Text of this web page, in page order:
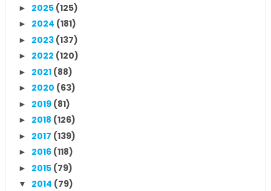
► 2025 (125)
► 2024 (181)
► 2023 (137)
► 2022 (120)
► 2021 (88)
► 2020 (63)
► 2019 (81)
► 2018 (126)
► 2017 (139)
► 2016 (118)
► 2015 (79)
▼ 2014 (79)